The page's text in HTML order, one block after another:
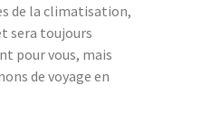
de la climatisation,
sera toujours
pour vous, mais
de voyage en